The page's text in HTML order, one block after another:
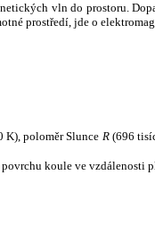
vln do prostoru.
prostředí, jde o
K), poloměr Slunce R(696
koule ve vzdálenosti